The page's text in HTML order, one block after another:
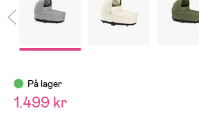
På lager
1.499 kr